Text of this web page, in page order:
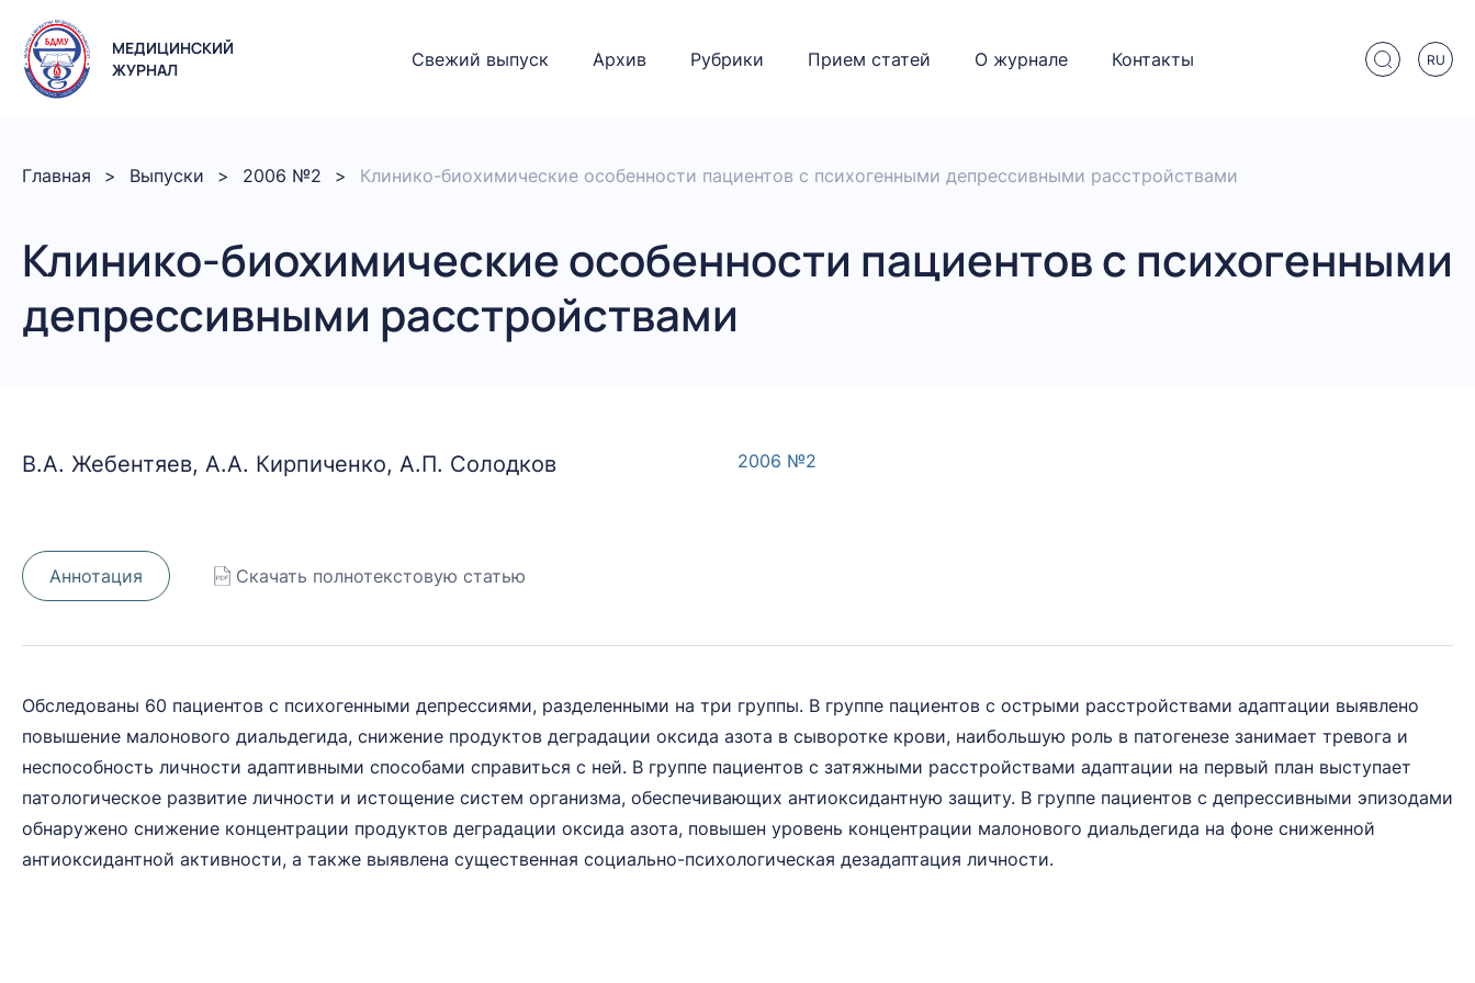
МЕДИЦИНСКИЙ
ЖУРНАЛ
Свежий выпуск Архив Рубрики Прием статей О журнале Контакты RU
Главная Выпуски 2006 №2 Клинико-биохимические особенности пациентов с психогенными депрессивными расстройствами
Клинико-биохимические особенности пациентов с психогенными
депрессивными расстройствами
В.А. Жебентяев, А.А. Кирпиченко, А.П. Солодков 2006 №2
Аннотация Скачать полнотекстовую статью
Обследованы 60 пациентов с психогенными депрессиями, разделенными на три группы. В группе пациентов с острыми расстройствами адаптации выявлено
повышение малонового диальдегида, снижение продуктов деградации оксида азота в сыворотке крови, наибольшую роль в патогенезе занимает тревога и
неспособность личности адаптивными способами справиться с ней. В группе пациентов с затяжными расстройствами адаптации на первый план выступает
патологическое развитие личности и истощение систем организма, обеспечивающих антиоксидантную защиту. В группе пациентов с депрессивными эпизодами
обнаружено снижение концентрации продуктов деградации оксида азота, повышен уровень концентрации малонового диальдегида на фоне сниженной
антиоксидантной активности, а также выявлена существенная социально-психологическая дезадаптация личности.